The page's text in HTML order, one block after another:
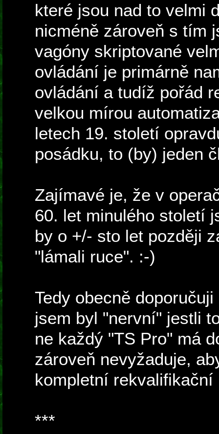
které jsou nad to velmi
nicméně zároveň s tím
vagóny skriptované
ovládání je primárně
ovládání a tudíž pořád
velkou mírou
letech 19. století
posádku, to (by) jeden
Zajímavé je, že v
60. let minulého století
by o +/- sto let později
"lámali ruce". :-)
Tedy obecně
jsem byl "nervní" jestli
ne každý "TS Pro" má
zároveň nevyžaduje,
kompletní rekvalifikační
***